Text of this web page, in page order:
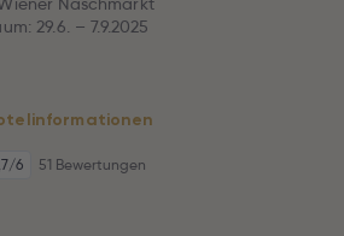
29.6. – 7.9.2025
/6 51 Bewertungen